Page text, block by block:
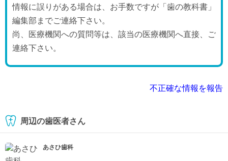
情報に誤りがある場合は、お手数ですが「歯の教科書」
編集部までご連絡下さい。
尚、医療機関への質問等は、該当の医療機関へ直接、ご
連絡下さい。
不正確な情報を報告
周辺の歯医者さん
あさひ歯科